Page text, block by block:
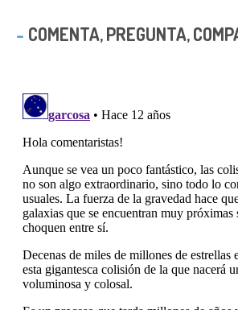
COMENTA, PREGUNTA,